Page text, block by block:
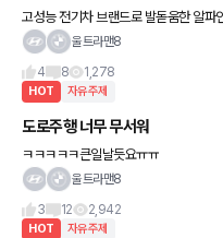
고성능 전기차 브랜드로 발돋움한 알
di Design) 학생들과 협업해 디자인한
울트라맨8
4
8 1,278
HOT 자유주제
도로주행 너무 무서워
ㅋㅋㅋㅋㅋ큰일날듯요ㅠㅠ
울트라맨8
3
12 2,942
HOT 자유주제